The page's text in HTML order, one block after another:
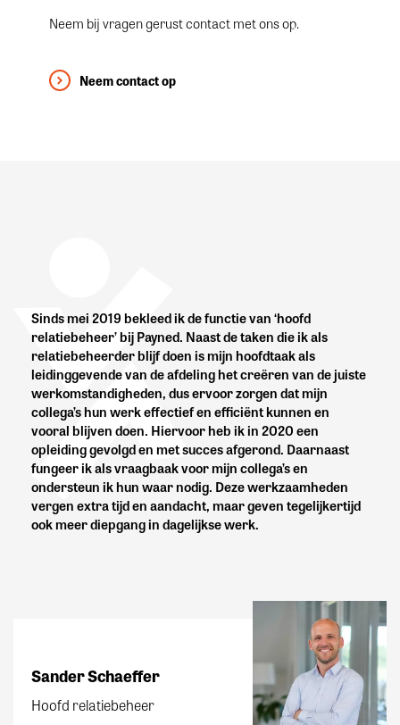
Neem bij vragen gerust contact met ons op.
Neem contact op
Sinds mei 2019 bekleed ik de functie van ‘hoofd
relatiebeheer’ bij Payned. Naast de taken die ik als
relatiebeheerder blijf doen is mijn hoofdtaak als
leidinggevende van de afdeling het creëren van de juiste
werkomstandigheden, dus ervoor zorgen dat mijn
collega’s hun werk effectief en efficiënt kunnen en
vooral blijven doen. Hiervoor heb ik in 2020 een
opleiding gevolgd en met succes afgerond. Daarnaast
fungeer ik als vraagbaak voor mijn collega’s en
ondersteun ik hun waar nodig. Deze werkzaamheden
vergen extra tijd en aandacht, maar geven tegelijkertijd
ook meer diepgang in dagelijkse werk.
Sander Schaeffer
Hoofd relatiebeheer